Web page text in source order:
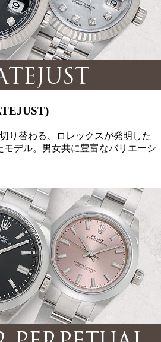
り替わる、ロレックスが発明した
デル。男女共に豊富なバリエーシ